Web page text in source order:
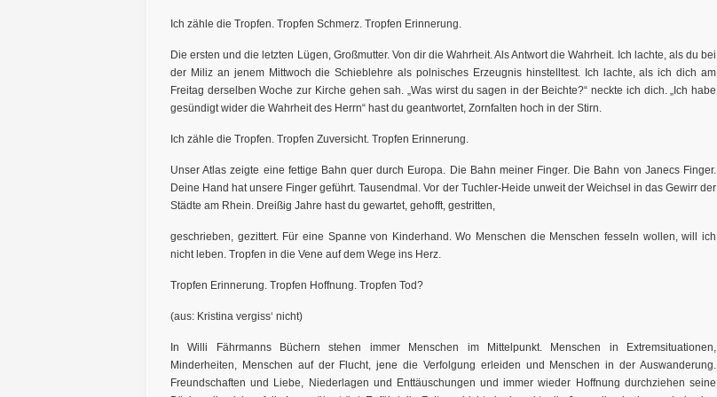
Ich zähle die Tropfen. Tropfen Schmerz. Tropfen Erinnerung.
Die ersten und die letzten Lügen, Großmutter. Von dir die Wahrheit. Als Antwort die Wahrheit. Ich lachte, als du bei
der Miliz an jenem Mittwoch die Schieblehre als polnisches Erzeugnis hinstelltest. Ich lachte, als ich dich am
Freitag derselben Woche zur Kirche gehen sah. „Was wirst du sagen in der Beichte?“ neckte ich dich. „Ich habe
gesündigt wider die Wahrheit des Herrn“ hast du geantwortet, Zornfalten hoch in der Stirn.
Ich zähle die Tropfen. Tropfen Zuversicht. Tropfen Erinnerung.
Unser Atlas zeigte eine fettige Bahn quer durch Europa. Die Bahn meiner Finger. Die Bahn von Janecs Finger.
Deine Hand hat unsere Finger geführt. Tausendmal. Vor der Tuchler-Heide unweit der Weichsel in das Gewirr der
Städte am Rhein. Dreißig Jahre hast du gewartet, gehofft, gestritten,
geschrieben, gezittert. Für eine Spanne von Kinderhand. Wo Menschen die Menschen fesseln wollen, will ich
nicht leben. Tropfen in die Vene auf dem Wege ins Herz.
Tropfen Erinnerung. Tropfen Hoffnung. Tropfen Tod?
(aus: Kristina vergiss‘ nicht)
In Willi Fährmanns Büchern stehen immer Menschen im Mittelpunkt. Menschen in Extremsituationen,
Minderheiten, Menschen auf der Flucht, jene die Verfolgung erleiden und Menschen in der Auswanderung.
Freundschaften und Liebe, Niederlagen und Enttäuschungen und immer wieder Hoffnung durchziehen seine